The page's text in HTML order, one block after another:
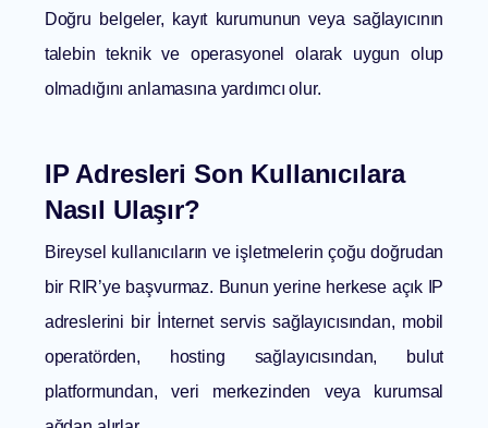
Doğru belgeler, kayıt kurumunun veya sağlayıcının
talebin teknik ve operasyonel olarak uygun olup
olmadığını anlamasına yardımcı olur.
IP Adresleri Son Kullanıcılara
Nasıl Ulaşır?
Bireysel kullanıcıların ve işletmelerin çoğu doğrudan
bir RIR’ye başvurmaz. Bunun yerine herkese açık IP
adreslerini bir İnternet servis sağlayıcısından, mobil
operatörden, hosting sağlayıcısından, bulut
platformundan, veri merkezinden veya kurumsal